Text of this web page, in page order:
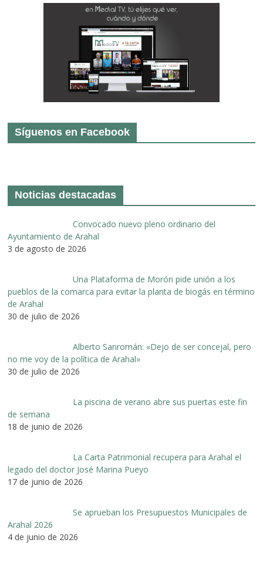
Síguenos en Facebook
Noticias destacadas
Convocado nuevo pleno ordinario del
Ayuntamiento de Arahal
3 de agosto de 2026
Una Plataforma de Morón pide unión a los
pueblos de la comarca para evitar la planta de biogás en término
de Arahal
30 de julio de 2026
Alberto Sanromán: «Dejo de ser concejal, pero
no me voy de la política de Arahal»
30 de julio de 2026
La piscina de verano abre sus puertas este fin
de semana
18 de junio de 2026
La Carta Patrimonial recupera para Arahal el
legado del doctor José Marina Pueyo
17 de junio de 2026
Se aprueban los Presupuestos Municipales de
Arahal 2026
4 de junio de 2026